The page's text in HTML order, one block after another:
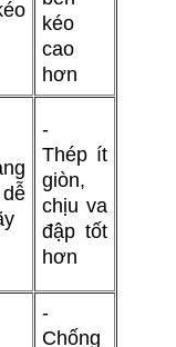
kéo
cao
hơn
-
Thép ít
giòn,
chịu va
đập tốt
hơn
-
Chống